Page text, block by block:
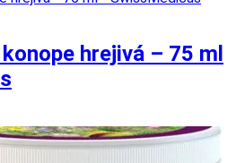
hrejivá – 75 ml